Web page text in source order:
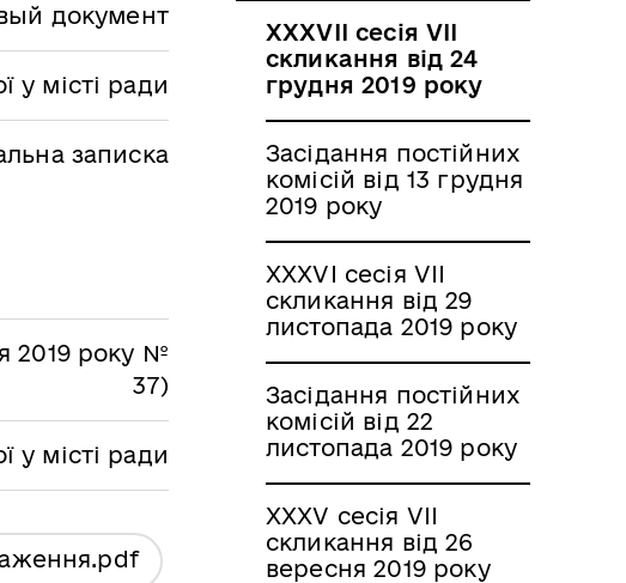
документ
у місті ради
записка
2019 року №
37)
у місті ради
.pdf
ХХХVII сесія VII
скликання від 24
грудня 2019 року
Засідання постійних
комісій від 13 грудня
2019 року
ХХХVI сесія VII
скликання від 29
листопада 2019 року
Засідання постійних
комісій від 22
листопада 2019 року
ХХХV сесія VII
скликання від 26
вересня 2019 року